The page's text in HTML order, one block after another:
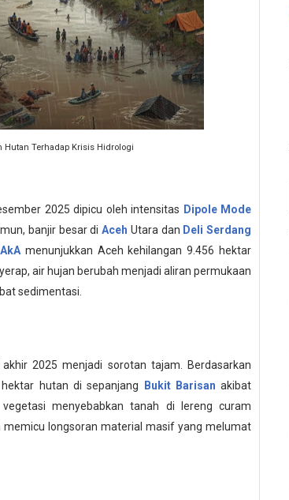
Hutan Terhadap Krisis Hidrologi
2025 dipicu oleh intensitas Dipole Mode
banjir besar diAceh Utara dan Deli Serdang
menunjukkan Aceh kehilangan 9.456 hektar
air hujan berubah menjadi aliran permukaan
sedimentasi.
2025 menjadi sorotan tajam. Berdasarkan
hutan di sepanjang Bukit Barisan akibat
menyebabkan tanah di lereng curam
memicu longsoran material masif yang melumat